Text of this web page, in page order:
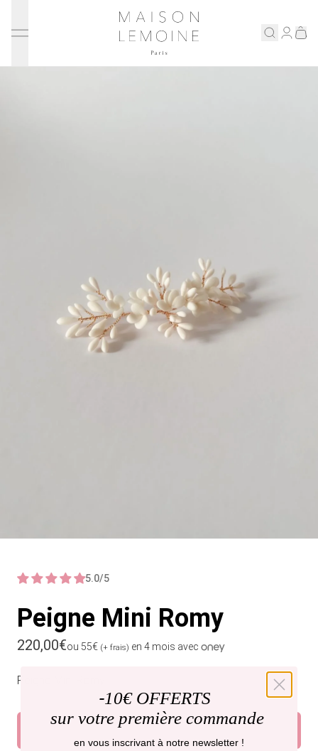
Maison Lemoine
5.0/5
Peigne Mini Romy
Prix habituel
220,00€ou 55€ (+ frais) en 4 mois avec
Peigne Mini Romy
Ajouter au panier
-10€ OFFERTS
sur votre première commande
en vous inscrivant à notre newsletter !